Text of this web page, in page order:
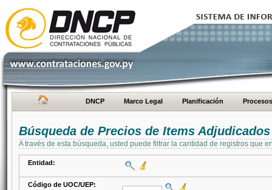
DNCP Marco Legal Planificación Procesos
Búsqueda de Precios de Items Adjudicados
A través de esta búsqueda, usted puede filtrar la cantidad de registros que
Entidad:
Código de UOC/UEP: